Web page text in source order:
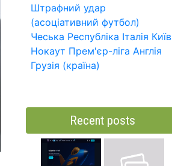
Штрафний удар
(асоціативний футбол)
Чеська Республіка Італія Київ
Нокаут Прем'єр-ліга Англія
Грузія (країна)
Recent posts